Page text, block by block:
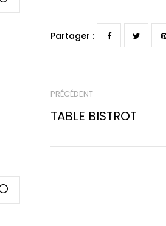
Partager :
PRÉCÉDENT
TABLE BISTROT